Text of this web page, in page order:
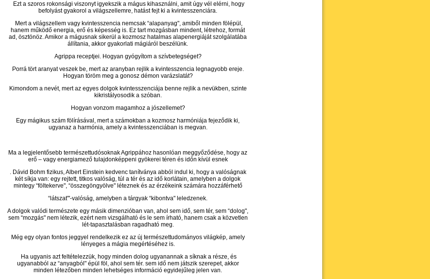
Ezt a szoros rokonsági viszonyt igyekszik a mágus kihasználni, amit úgy vél elérni, hogy
befolyást gyakorol a világszellemre, hatást fejt ki a kvintesszenciára.
Mert a világszellem vagy kvintesszencia nemcsak “alapanyag", amiből minden fölépül,
hanem működő energia, erő és képesség is. Ez tart mozgásban mindent, létrehoz, formát
ad, ösztönöz. Amikor a mágusnak sikerül a kozmosz hatalmas alapenergiáját szolgálatába
állítania, akkor gyakorlati mágiáról beszélünk.
Agrippa receptjei. Hogyan gyógyítom a szívbetegséget?
Porrá tört aranyat veszek be, mert az aranyban rejlik a kvintesszencia legnagyobb ereje.
Hogyan töröm meg a gonosz démon varázslatát?
Kimondom a nevét, mert az egyes dolgok kvintesszenciája benne rejlik a nevükben, szinte
kikristályosodik a szóban.
Hogyan vonzom magamhoz a jószellemet?
Egy mágikus szám fölírásával, mert a számokban a kozmosz harmóniája fejeződik ki,
ugyanaz a harmónia, amely a kvintesszenciában is megvan.
Ma a legjelentősebb természettudósoknak Agrippához hasonlóan meggyőződése, hogy az
erő – vagy energiamező tulajdonképpeni gyökerei téren és időn kívül esnek
. Dávid Bohm fizikus, Albert Einstein kedvenc tanítványa abból indul ki, hogy a valóságnak
két síkja van: egy rejtett, titkos valóság, túl a tér és az idő korlátain, amelyben a dolgok
mintegy “föltekerve", “összegöngyölve" léteznek és az érzékeink számára hozzáférhető
“látszat"'-valóság, amelyben a tárgyak “kibontva" leledzenek.
A dolgok valódi természete egy másik dimenzióban van, ahol sem idő, sem tér, sem “dolog",
sem “mozgás" nem létezik, ezért nem vizsgálható és le sem írható, hanem csak a közvetlen
lét-tapasztalásban ragadható meg.
Még egy olyan fontos jeggyel rendelkezik ez az új természettudományos világkép, amely
lényeges a mágia megértéséhez is.
Ha ugyanis azt feltételezzük, hogy minden dolog ugyanannak a síknak a része, és
ugyanabból az “anyagból" épül föl, ahol sem tér. sem idő nem játszik szerepet, akkor
minden létezőben minden lehetséges információ egyidejűleg jelen van.